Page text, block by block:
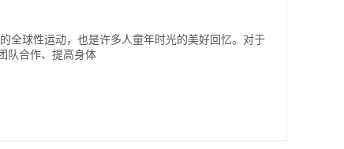
全球性运动，也是许多人童年时光的美好回忆。对于
队合作、提高身体